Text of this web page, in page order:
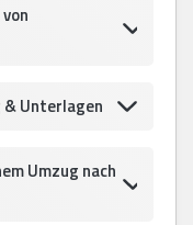
Unterlagen
Umzug nach